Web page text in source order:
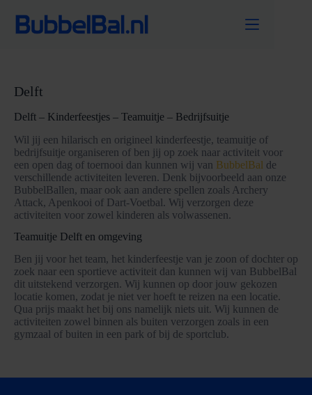
naar
Delft
Delft – Kinderfeestjes – Teamuitje – Bedrijfsuitje
Wil jij een hilarisch en origineel kinderfeestje, teamuitje of
bedrijfsuitje organiseren of ben jij op zoek naar activiteit voor
een open dag of toernooi dan kunnen wij van BubbelBal de
verschillende activiteiten leveren. Denk bijvoorbeeld aan onze
BubbelBallen, maar ook aan andere spellen zoals Archery
Attack, Apenkooi of Dart-Voetbal. Wij verzorgen deze
activiteiten voor zowel kinderen als volwassenen.
Teamuitje Delft en omgeving
Ben jij voor het team, het kinderfeestje van je zoon of dochter op
zoek naar een sportieve activiteit dan kunnen wij van BubbelBal
dit uitstekend verzorgen. Wij kunnen op door jouw gekozen
locatie komen, zodat je niet ver hoeft te reizen na een locatie.
Qua prijs maakt het bij ons namelijk niets uit. Wij kunnen de
activiteiten zowel binnen als buiten verzorgen zoals in een
gymzaal of buiten in een park of bij de sportclub.